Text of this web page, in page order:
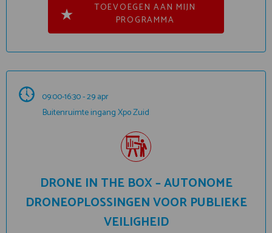
TOEVOEGEN AAN MIJN
PROGRAMMA
09:00-16:30 - 29 apr
Buitenruimte ingang Xpo Zuid
DRONE IN THE BOX – AUTONOME
DRONEOPLOSSINGEN VOOR PUBLIEKE
VEILIGHEID